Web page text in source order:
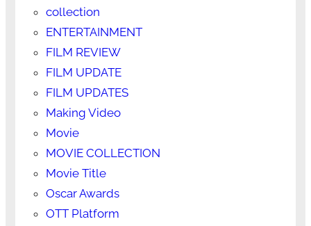
collection
ENTERTAINMENT
FILM REVIEW
FILM UPDATE
FILM UPDATES
Making Video
Movie
MOVIE COLLECTION
Movie Title
Oscar Awards
OTT Platform